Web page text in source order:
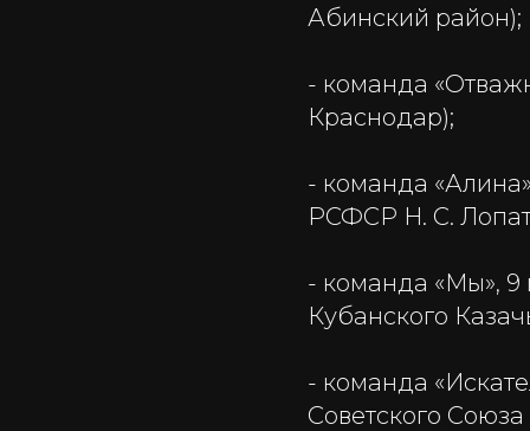
Абинский район);
- команда
Краснодар);
- команда
РСФСР Н. С.
- команда «Мы», 9
Кубанского
- команда
Советского